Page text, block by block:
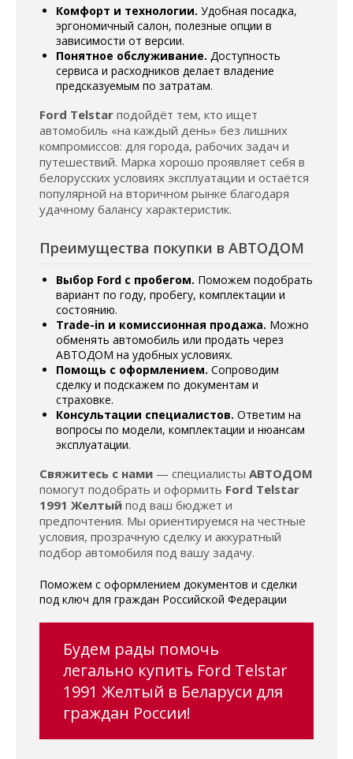
Комфорт и технологии. Удобная посадка,
эргономичный салон, полезные опции в
зависимости от версии.
Понятное обслуживание. Доступность
сервиса и расходников делает владение
предсказуемым по затратам.
Ford Telstar подойдёт тем, кто ищет
автомобиль «на каждый день» без лишних
компромиссов: для города, рабочих задач и
путешествий. Марка хорошо проявляет себя в
белорусских условиях эксплуатации и остаётся
популярной на вторичном рынке благодаря
удачному балансу характеристик.
Преимущества покупки в АВТОДОМ
Выбор Ford с пробегом. Поможем подобрать
вариант по году, пробегу, комплектации и
состоянию.
Trade-in и комиссионная продажа. Можно
обменять автомобиль или продать через
АВТОДОМ на удобных условиях.
Помощь с оформлением. Сопроводим
сделку и подскажем по документам и
страховке.
Консультации специалистов. Ответим на
вопросы по модели, комплектации и нюансам
эксплуатации.
Свяжитесь с нами — специалисты АВТОДОМ
помогут подобрать и оформить Ford Telstar
1991 Желтый под ваш бюджет и
предпочтения. Мы ориентируемся на честные
условия, прозрачную сделку и аккуратный
подбор автомобиля под вашу задачу.
Поможем с оформлением документов и сделки
под ключ для граждан Российской Федерации
Будем рады помочь
легально купить Ford Telstar
1991 Желтый в Беларуси для
граждан России!